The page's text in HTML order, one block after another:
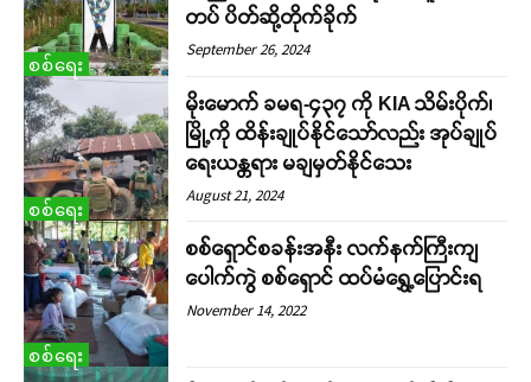
စစ်ရေး
တပ် ပိတ်ဆို့တိုက်ခိုက်
September 26, 2024
စစ်ရေး
မိုးမောက် ခမရ-၄၃၇ ကို KIA သိမ်းပိုက်၊
မြို့ကို ထိန်းချုပ်နိုင်သော်လည်း အုပ်ချုပ်
ရေးယန္တရား မချမှတ်နိုင်သေး
August 21, 2024
စစ်ရေး
စစ်ရှောင်စခန်းအနီး လက်နက်ကြီးကျ
ပေါက်ကွဲ စစ်ရှောင် ထပ်မံရွှေ့ပြောင်းရ
November 14, 2022